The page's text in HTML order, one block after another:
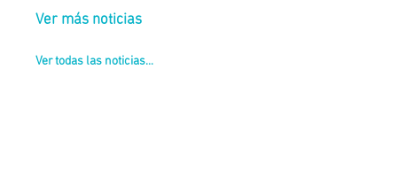
Ver más noticias
Ver todas las noticias...